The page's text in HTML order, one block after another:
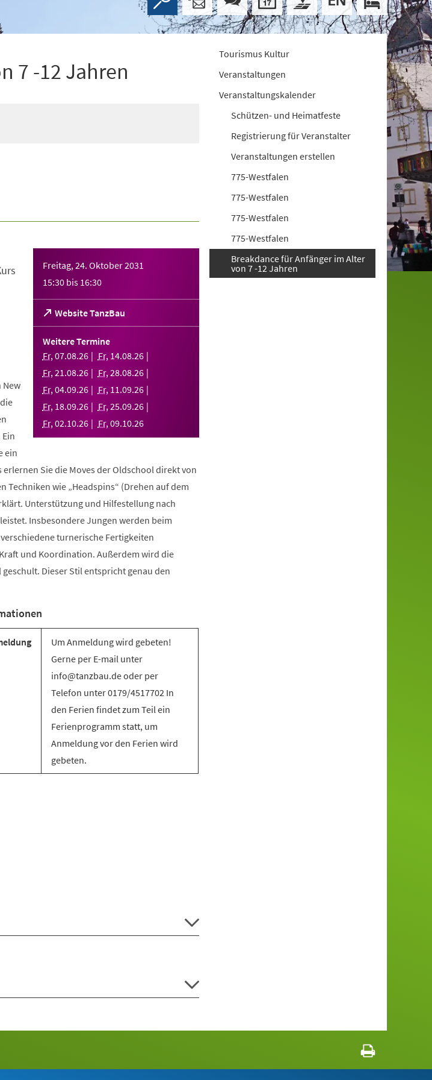
7 -12 Jahren
Freitag, 24. Oktober 2031
15:30 bis 16:30
Website TanzBau
(Öffnet
in
einem
Tab)
Weitere Termine
Fr,07.08.26 Fr, 14.08.26
Fr,21.08.26 Fr,28.08.26
Fr,04.09.26 Fr, 11.09.26
Fr, 18.09.26 Fr,25.09.26
Fr,02.10.26 Fr,09.10.26
New
ein
Sie die Moves der Oldschool direkt von
Techniken wie „Headspins“ (Drehen auf dem
Unterstützung und Hilfestellung nach
Insbesondere Jungen werden beim
turnerische Fertigkeiten
und Koordination. Außerdem wird die
Dieser Stil entspricht genau den
Um Anmeldung wird gebeten!
Gerne per E-mail unter
info@tanzbau.de oder per
Telefon unter 0179/4517702 In
den Ferien findet zum Teil ein
Ferienprogramm statt, um
Anmeldung vor den Ferien wird
gebeten.
Tourismus Kultur
Veranstaltungen
Veranstaltungskalender
Schützen- und Heimatfeste
Registrierung für Veranstalter
Veranstaltungen erstellen
775-Westfalen
775-Westfalen
775-Westfalen
775-Westfalen
Breakdance für Anfänger im Alter
von 7 -12 Jahren